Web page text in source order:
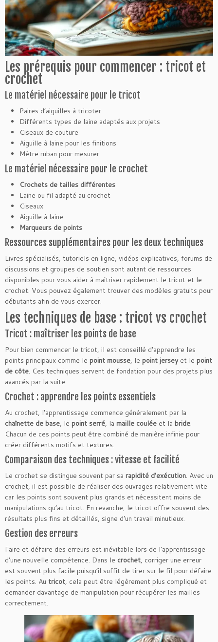
Les prérequis pour commencer : tricot et
crochet
Le matériel nécessaire pour le tricot
Paires d’aiguilles à tricoter
Différents types de laine adaptés aux projets
Ciseaux de couture
Aiguille à laine pour les finitions
Mètre ruban pour mesurer
Le matériel nécessaire pour le crochet
Crochets de tailles différentes
Laine ou fil adapté au crochet
Ciseaux
Aiguille à laine
Marqueurs de points
Ressources supplémentaires pour les deux techniques
Livres spécialisés, tutoriels en ligne, vidéos explicatives, forums de
discussions et groupes de soutien sont autant de ressources
disponibles pour vous aider à maîtriser rapidement le tricot et le
crochet. Vous pouvez également trouver des modèles gratuits pour
débutants afin de vous exercer.
Les techniques de base : tricot vs crochet
Tricot : maîtriser les points de base
Pour bien commencer le tricot, il est conseillé d’apprendre les
points principaux comme le point mousse, le point jerseyet le point
de côte. Ces techniques servent de fondation pour des projets plus
avancés par la suite.
Crochet : apprendre les points essentiels
Au crochet, l’apprentissage commence généralement par la
chaînette de base, le point serré, la maille coulée et la bride.
Chacun de ces points peut être combiné de manière infinie pour
créer différents motifs et textures.
Comparaison des techniques : vitesse et facilité
Le crochet se distingue souvent par sa rapidité d’exécution. Avec un
crochet, il est possible de réaliser des ouvrages relativement vite
car les points sont souvent plus grands et nécessitent moins de
manipulations qu’au tricot. En revanche, le tricot offre souvent des
résultats plus fins et détaillés, signe d’un travail minutieux.
Gestion des erreurs
Faire et défaire des erreurs est inévitable lors de l’apprentissage
d’une nouvelle compétence. Dans le crochet, corriger une erreur
est souvent plus facile puisqu’il suffit de tirer sur le fil pour défaire
les points. Au tricot, cela peut être légèrement plus compliqué et
demander davantage de manipulation pour récupérer les mailles
correctement.